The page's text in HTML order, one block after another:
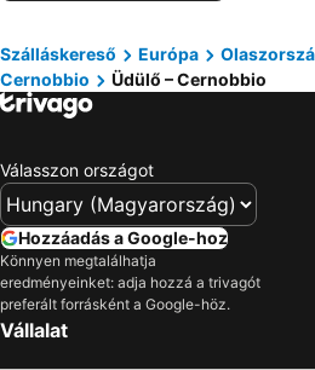
Szálláskereső Európa
Cernobbio
Üdülő – Cernobbio
Válasszon országot
Hozzáadás a Google-hoz
Könnyen megtalálhatja
eredményeinket: adja hozzá a trivagót
preferált forrásként a Google-höz.
Vállalat